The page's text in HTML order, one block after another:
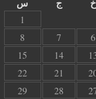
1
6
7
8
14
15
21
22
28
29